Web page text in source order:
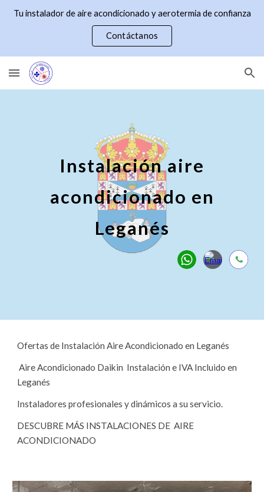
Tu instalador de aire acondicionado y aerotermia de confianza
Contáctanos
Instalación aire
acondicionado en
Leganés
Ofertas de Instalación Aire Acondicionado en Leganés
Aire Acondicionado Daikin Instalación e IVA Incluido en
Leganés
Instaladores profesionales y dinámicos a su servicio.
DESCUBRE MÁS INSTALACIONES DE AIRE
ACONDICIONADO